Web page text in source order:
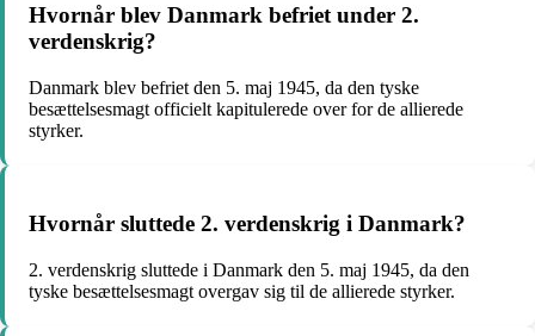
Hvornår blev Danmark befriet under 2.
verdenskrig?
Danmark blev befriet den 5. maj 1945, da den tyske
besættelsesmagt officielt kapitulerede over for de allierede
styrker.
Hvornår sluttede 2. verdenskrig i Danmark?
2. verdenskrig sluttede i Danmark den 5. maj 1945, da den
tyske besættelsesmagt overgav sig til de allierede styrker.